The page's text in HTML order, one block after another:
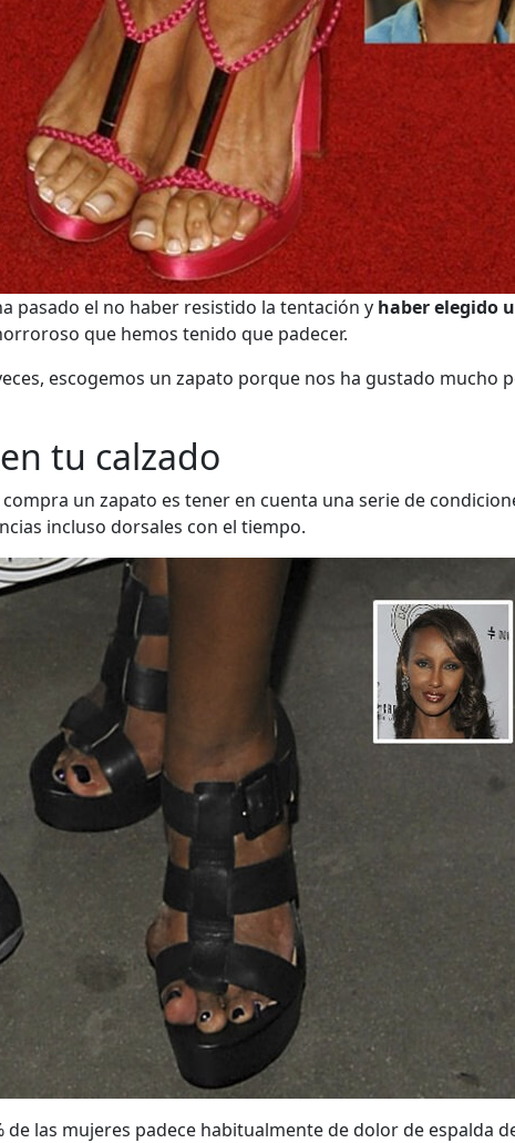
pasado el no haber resistido la tentación y haber elegido
que hemos tenido que padecer.
escogemos un zapato porque nos ha gustado
tu calzado
compra un zapato es tener en cuenta una serie de
incluso dorsales con el tiempo.
de las mujeres padece habitualmente de dolor de espalda